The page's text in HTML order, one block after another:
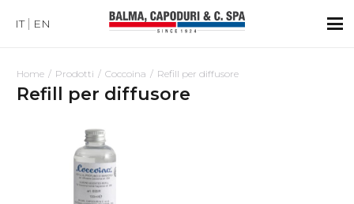
IT EN
Home Prodotti Coccoina Refill per diffusore
Refill per diffusore